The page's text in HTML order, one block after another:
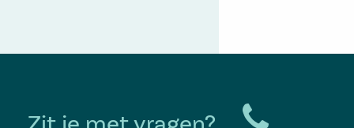
Zit je met vragen?